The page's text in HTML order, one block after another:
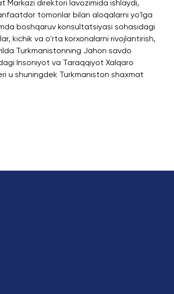
Markazi direktori lavozimida ishlaydi,
tomonlar bilan aloqalarni yo'lga
boshqaruv konsultatsiyasi sohasidagi
kichik va o'rta korxonalarni rivojlantirish,
Turkmanistonning Jahon savdo
Insoniyot va Taraqqiyot Xalqaro
u shuningdek Turkmaniston shaxmat